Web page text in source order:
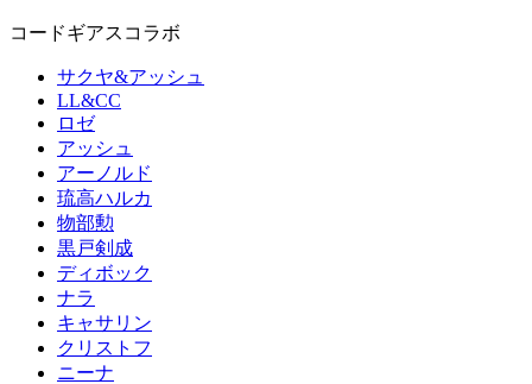
コードギアスコラボ
サクヤ&アッシュ
LL&CC
ロゼ
アッシュ
アーノルド
琉高ハルカ
物部勲
黒戸剣成
ディボック
ナラ
キャサリン
クリストフ
ニーナ